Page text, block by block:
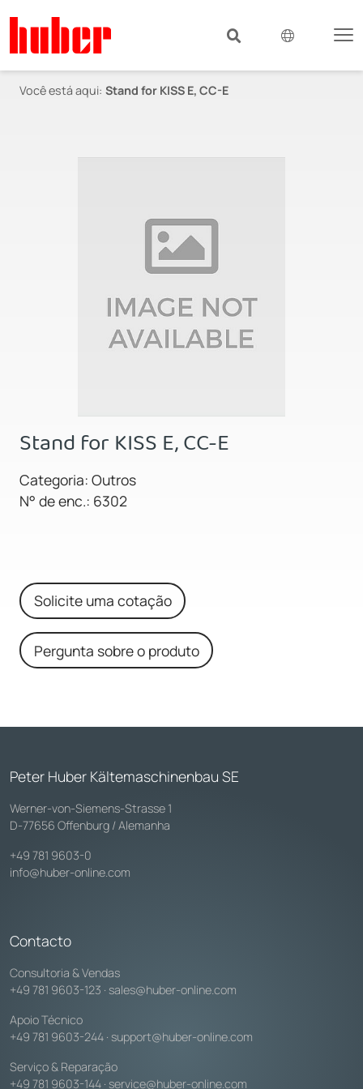
Você está aqui: Stand for KISS E, CC-E
Stand for KISS E, CC-E
Categoria: Outros
N° de enc.: 6302
Solicite uma cotação
Pergunta sobre o produto
Peter Huber Kältemaschinenbau SE
Werner-von-Siemens-Strasse 1
D-77656 Offenburg / Alemanha
+49 781 9603-0
info@huber-online.com
Contacto
Consultoria & Vendas
+49 781 9603-123 · sales@huber-online.com
Apoio Técnico
+49 781 9603-244 · support@huber-online.com
Serviço & Reparação
+49 781 9603-144 · service@huber-online.com